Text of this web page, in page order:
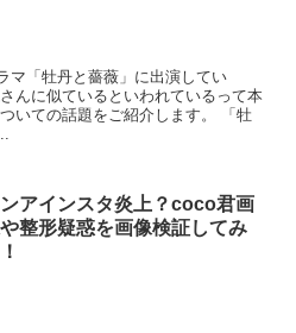
マ「牡丹と薔薇」に出演してい
んに似ているといわれているって本
いての話題をご紹介します。 「牡
アインスタ炎上？coco君画
整形疑惑を画像検証してみ